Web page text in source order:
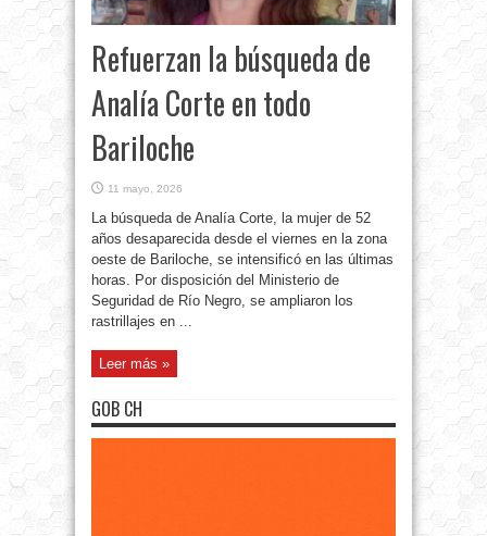
Refuerzan la búsqueda de
Analía Corte en todo
Bariloche
11 mayo, 2026
La búsqueda de Analía Corte, la mujer de 52
años desaparecida desde el viernes en la zona
oeste de Bariloche, se intensificó en las últimas
horas. Por disposición del Ministerio de
Seguridad de Río Negro, se ampliaron los
rastrillajes en ...
Leer más »
GOB CH